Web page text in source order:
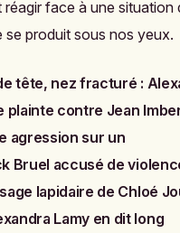
face à une situation
se produit sous nos yeux.
tête, nez fracturé :
plainte contre Jean
agression sur un
Bruel accusé de
lapidaire de Chloé
Lamy en dit long